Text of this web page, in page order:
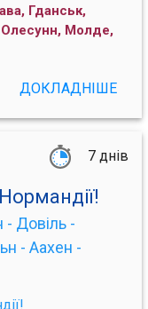
Гданськ,
Молде,
ДОКЛАДНІШЕ
7 днів
- Довіль -
- Аахен -